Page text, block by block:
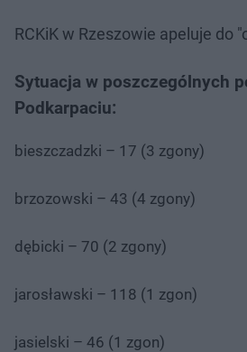
RCKiK w Rzeszowie apeluje do
Sytuacja w poszczególnych
Podkarpaciu:
bieszczadzki – 17 (3 zgony)
brzozowski – 43 (4 zgony)
dębicki – 70 (2 zgony)
jarosławski – 118 (1 zgon)
jasielski – 46 (1 zgon)